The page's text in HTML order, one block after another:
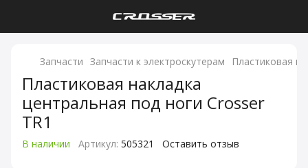
Запчасти Запчасти к электроскутерам Пластиковая
Пластиковая накладка
центральная под ноги Crosser
TR1
В наличии Артикул: 505321 Оставить отзыв